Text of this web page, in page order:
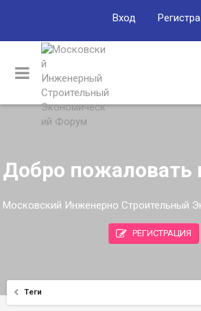
Вход
Добро
Московский Инженерно Строительный
РЕГИСТРАЦИЯ
Теги